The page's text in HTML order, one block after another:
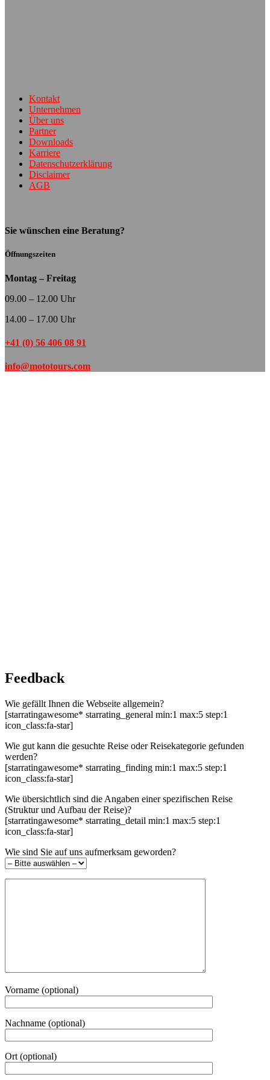
Kontakt
Unternehmen
Über uns
Partner
Downloads
Karriere
Datenschutzerklärung
Disclaimer
AGB
Sie wünschen eine Beratung?
Öffnungszeiten
Montag – Freitag
09.00 – 12.00 Uhr
14.00 – 17.00 Uhr
+41 (0) 56 406 08 91
info@mototours.com
Feedback
Wie gefällt Ihnen die Webseite allgemein?
[starratingawesome* starrating_general min:1 max:5 step:1
icon_class:fa-star]
Wie gut kann die gesuchte Reise oder Reisekategorie gefunden
werden?
[starratingawesome* starrating_finding min:1 max:5 step:1
icon_class:fa-star]
Wie übersichtlich sind die Angaben einer spezifischen Reise
(Struktur und Aufbau der Reise)?
[starratingawesome* starrating_detail min:1 max:5 step:1
icon_class:fa-star]
Wie sind Sie auf uns aufmerksam geworden?
Vorname (optional)
Nachname (optional)
Ort (optional)